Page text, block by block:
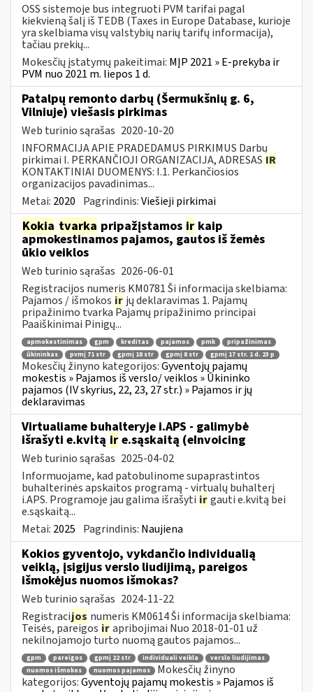
OSS sistemoje bus integruoti PVM tarifai pagal
kiekvieną šalį iš TEDB (Taxes in Europe Database, kurioje
yra skelbiama visų valstybių narių tarifų informacija),
tačiau prekių...
Mokesčių įstatymų pakeitimai: MĮP 2021 » E-prekyba ir
PVM nuo 2021 m. liepos 1 d.
Patalpų remonto darbų (Šermukšnių g. 6,
Vilniuje) viešasis pirkimas
Web turinio sąrašas 2020-10-20
INFORMACIJA APIE PRADEDAMUS PIRKIMUS Darbų
pirkimai I. PERKANČIOJI ORGANIZACIJA, ADRESAS IR
KONTAKTINIAI DUOMENYS: I.1. Perkančiosios
organizacijos pavadinimas...
Metai: 2020 Pagrindinis:Viešieji pirkimai
Kokia tvarka pripažįstamos ir kaip
apmokestinamos pajamos, gautos iš žemės
ūkio veiklos
Web turinio sąrašas 2026-06-01
Registracijos numeris KM0781 Ši informacija skelbiama:
Pajamos / išmokos ir jų deklaravimas 1. Pajamų
pripažinimo tvarka Pajamų pripažinimo principai
Paaiškinimai Pinigų...
apmokestinimas gpm kreditas pajamos pmk
pripažinimas
ūkininkas
pvmį 71 str gpmį 18 str gpmį 8 str gpmį 17 str. 1 d. 23 p
Mokesčių žinyno kategorijos:Gyventojų pajamų
mokestis » Pajamos iš verslo/ veiklos » Ūkininko
pajamos (IV skyrius, 22, 23, 27 str.) » Pajamos ir jų
deklaravimas
Virtualiame buhalteryje i.APS - galimybė
išrašyti e.kvitą ir e.sąskaitą (eInvoicing
Web turinio sąrašas 2025-04-02
Informuojame, kad patobulinome supaprastintos
buhalterinės apskaitos programą - virtualų buhalterį
i.APS. Programoje jau galima išrašyti irgauti e.kvitą bei
e.sąskaitą...
Metai: 2025 Pagrindinis: Naujiena
Kokios gyventojo, vykdančio individualią
veiklą, įsigijus verslo liudijimą, pareigos
išmokėjus nuomos išmokas?
Web turinio sąrašas 2024-11-22
Registracijos numeris KM0614 Ši informacija skelbiama:
Teisės, pareigos irapribojimai Nuo 2018-01-01 už
nekilnojamojo turto nuomą gautos pajamos...
gpm pareigos gpmį 22 str individuali veikla
verslo liudijimas
nuomos išmokos
nuomos pajamos
Mokesčių žinyno
kategorijos:Gyventojų pajamų mokestis » Pajamos iš